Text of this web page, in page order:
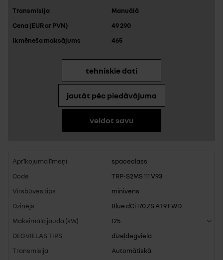
Manuālā
49 290
465
tehniskie dati
jautāt pēc piedāvājuma
veidot savu
spaceclass
TRP-S2MS 111 V93
minivens
Blue dCi 170 ZS AT9 FWD
125
dīzeļdegviela
Automātiskā